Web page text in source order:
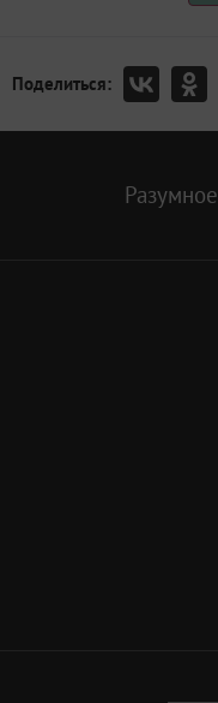
Поделиться:
Разумное